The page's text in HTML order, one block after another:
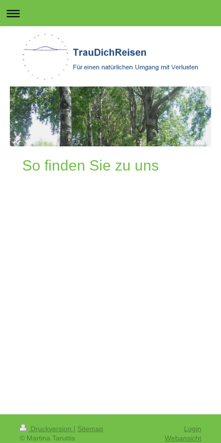
So finden Sie zu uns
Druckversion | Sitemap
© Martina Taruttis
Login
Webansicht